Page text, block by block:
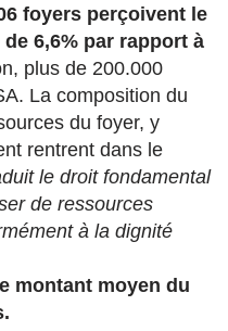
foyers perçoivent le
6,6% par rapport à
plus de 200.000
La composition du
du foyer, y
rentrent dans le
le droit fondamental
de ressources
à la dignité
montant moyen du